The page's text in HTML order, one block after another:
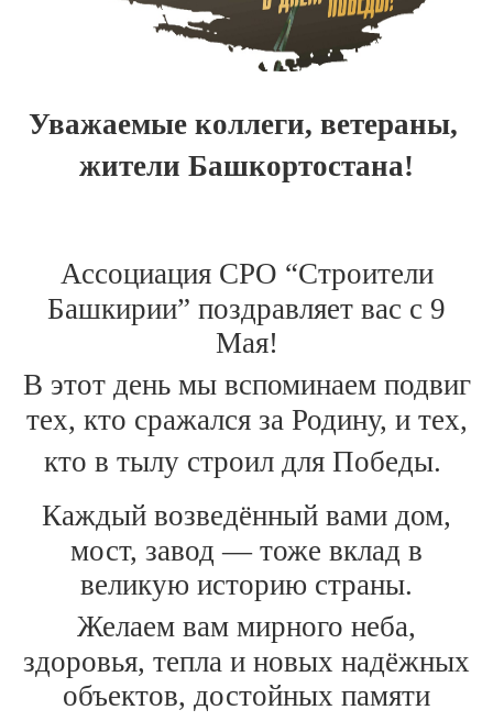
Уважаемые коллеги, ветераны,
жители Башкортостана!
Ассоциация СРО “Строители
Башкирии” поздравляет вас с 9
Мая!
В этот день мы вспоминаем подвиг
тех, кто сражался за Родину, и тех,
кто в тылу строил для Победы.
Каждый возведённый вами дом,
мост, завод — тоже вклад в
великую историю страны.
Желаем вам мирного неба,
здоровья, тепла и новых надёжных
объектов, достойных памяти